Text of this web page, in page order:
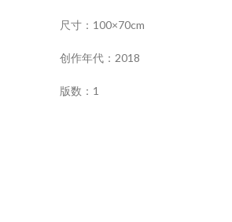
尺寸：100×70cm
创作年代：2018
版数：1